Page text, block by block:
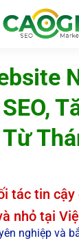
tác tin cậy
nhỏ tại
nghiệp và